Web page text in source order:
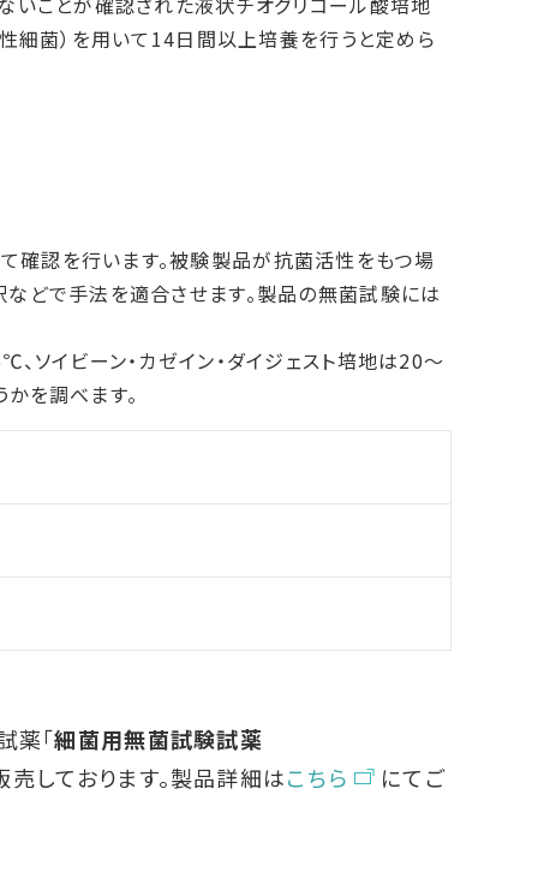
性細菌）を用いて14日間以上培養を行うと定めら
確認を行います。被験製品が抗菌活性をもつ場
などで手法を適合させます。製品の無菌試験には
ソイビーン・カゼイン・ダイジェスト培地は20～
を調べます。
薬「細菌用無菌試験試薬
売しております。製品詳細はこちら にてご